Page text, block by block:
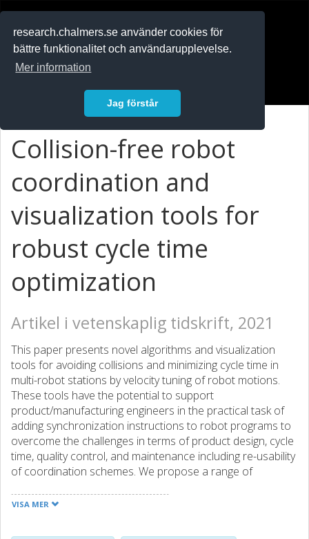
research.chalmers.se använder cookies för
bättre funktionalitet och användarupplevelse.
Mer information
Jag förstår
Collision-free robot
coordination and
visualization tools for
robust cycle time
optimization
Artikel i vetenskaplig tidskrift, 2021
This paper presents novel algorithms and visualization
tools for avoiding collisions and minimizing cycle time in
multi-robot stations by velocity tuning of robot motions.
These tools have the potential to support
product/manufacturing engineers in the practical task of
adding synchronization instructions to robot programs to
overcome the challenges in terms of product design, cycle
time, quality control, and maintenance including re-usability
of coordination schemes. We propose a range of
make the best coordination strategy hard to be chosen.
VISA MER